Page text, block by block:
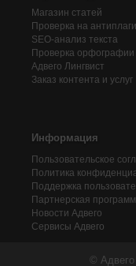
Магазин статей
Проверка на
SEO-анализ текста
Проверка орфографии
Адвего Лингвист
Заказ контента и услуг
Информация
Пользовательское
Политика
Поддержка
Партнерская
Новости Адвего
Сервисы Адвего
©